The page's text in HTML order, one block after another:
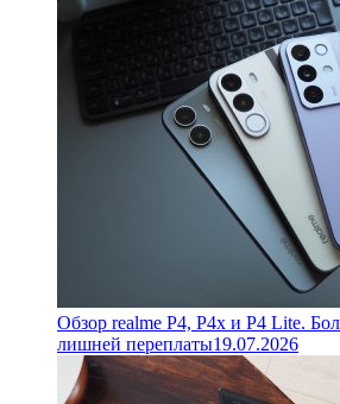
Обзор realme P4, P4x и P4 Lite.
лишней переплаты19.07.2026